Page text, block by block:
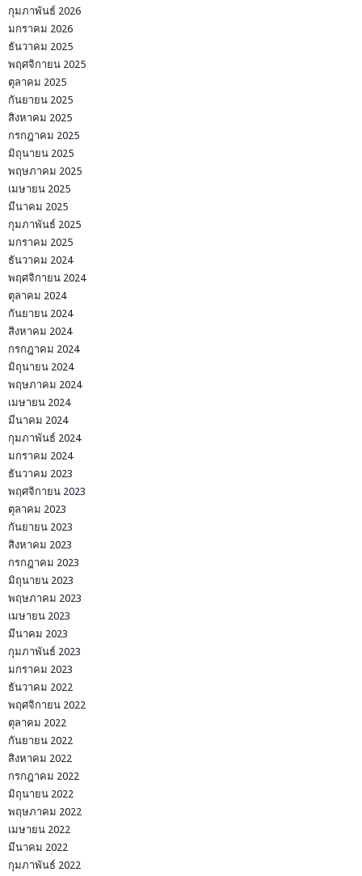
กุมภาพันธ์ 2026
มกราคม 2026
ธันวาคม 2025
พฤศจิกายน 2025
ตุลาคม 2025
กันยายน 2025
สิงหาคม 2025
กรกฎาคม 2025
มิถุนายน 2025
พฤษภาคม 2025
เมษายน 2025
มีนาคม 2025
กุมภาพันธ์ 2025
มกราคม 2025
ธันวาคม 2024
พฤศจิกายน 2024
ตุลาคม 2024
กันยายน 2024
สิงหาคม 2024
กรกฎาคม 2024
มิถุนายน 2024
พฤษภาคม 2024
เมษายน 2024
มีนาคม 2024
กุมภาพันธ์ 2024
มกราคม 2024
ธันวาคม 2023
พฤศจิกายน 2023
ตุลาคม 2023
กันยายน 2023
สิงหาคม 2023
กรกฎาคม 2023
มิถุนายน 2023
พฤษภาคม 2023
เมษายน 2023
มีนาคม 2023
กุมภาพันธ์ 2023
มกราคม 2023
ธันวาคม 2022
พฤศจิกายน 2022
ตุลาคม 2022
กันยายน 2022
สิงหาคม 2022
กรกฎาคม 2022
มิถุนายน 2022
พฤษภาคม 2022
เมษายน 2022
มีนาคม 2022
กุมภาพันธ์ 2022